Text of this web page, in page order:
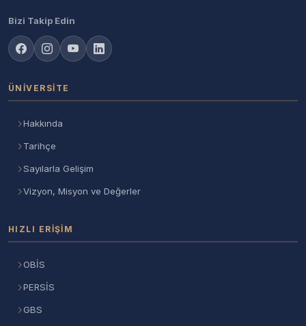
Bizi Takip Edin
ÜNIVERSITE
Hakkında
Tarihçe
Sayılarla Gelişim
Vizyon, Misyon ve Değerler
HIZLI ERIŞIM
OBİS
PERSİS
GBS